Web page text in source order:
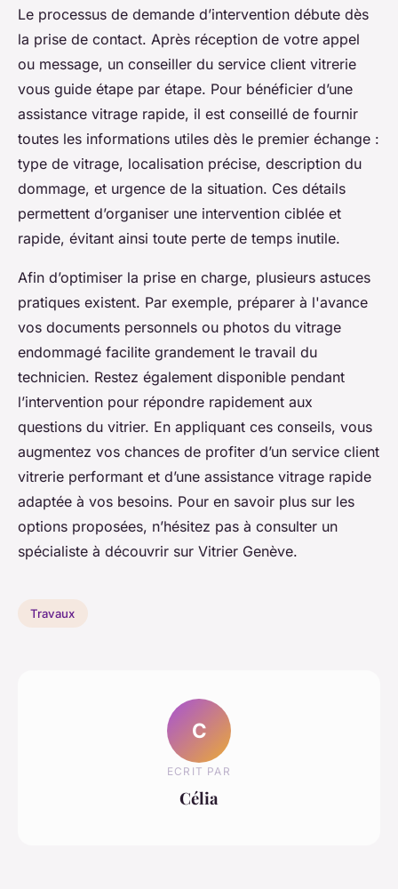
Le processus de demande d’intervention débute dès
la prise de contact. Après réception de votre appel
ou message, un conseiller du service client vitrerie
vous guide étape par étape. Pour bénéficier d’une
assistance vitrage rapide, il est conseillé de fournir
toutes les informations utiles dès le premier échange :
type de vitrage, localisation précise, description du
dommage, et urgence de la situation. Ces détails
permettent d’organiser une intervention ciblée et
rapide, évitant ainsi toute perte de temps inutile.
Afin d’optimiser la prise en charge, plusieurs astuces
pratiques existent. Par exemple, préparer à l'avance
vos documents personnels ou photos du vitrage
endommagé facilite grandement le travail du
technicien. Restez également disponible pendant
l’intervention pour répondre rapidement aux
questions du vitrier. En appliquant ces conseils, vous
augmentez vos chances de profiter d’un service client
vitrerie performant et d’une assistance vitrage rapide
adaptée à vos besoins. Pour en savoir plus sur les
options proposées, n’hésitez pas à consulter un
spécialiste à découvrir sur Vitrier Genève.
Travaux
C
ECRIT PAR
Célia